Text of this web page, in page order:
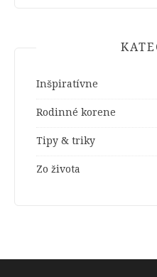
Inšpiratívne
Rodinné korene
Tipy & triky
Zo života